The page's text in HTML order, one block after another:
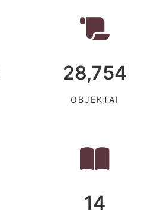
28,754
OBJEKTAI
14